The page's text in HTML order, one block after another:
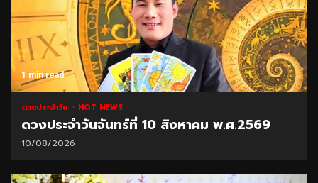
1 min read
ดวงประจำวัน HOT NEWS
ดวงประจำวันจันทร์ที่ 10 สิงหาคม พ.ศ.2569
10/08/2026